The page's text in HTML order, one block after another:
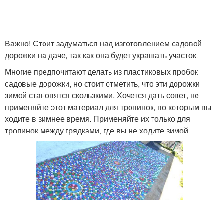
Важно! Стоит задуматься над изготовлением садовой
дорожки на даче, так как она будет украшать участок.
Многие предпочитают делать из пластиковых пробок
садовые дорожки, но стоит отметить, что эти дорожки
зимой становятся скользкими. Хочется дать совет, не
применяйте этот материал для тропинок, по которым вы
ходите в зимнее время. Применяйте их только для
тропинок между грядками, где вы не ходите зимой.